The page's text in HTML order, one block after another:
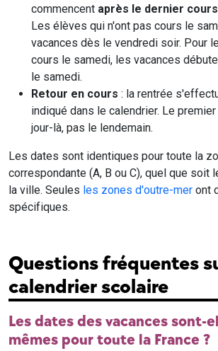
commencent après le dernier cours
Les élèves qui n'ont pas cours le
vacances dès le vendredi soir. Pour
cours le samedi, les vacances
le samedi.
Retour en cours : la rentrée
indiqué dans le calendrier. Le
jour-là, pas le lendemain.
Les dates sont identiques pour toute la
correspondante (A, B ou C), quel que soit
la ville. Seules les zones d'outre-mer ont
spécifiques.
Questions fréquentes
calendrier scolaire
Les dates des vacances sont-
mêmes pour toute la France ?